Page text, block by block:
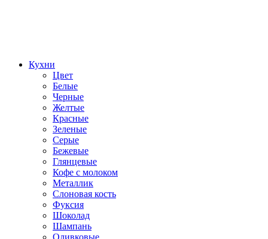
Кухни
Цвет
Белые
Черные
Желтые
Красные
Зеленые
Серые
Бежевые
Глянцевые
Кофе с молоком
Металлик
Слоновая кость
Фуксия
Шоколад
Шампань
Оливковые